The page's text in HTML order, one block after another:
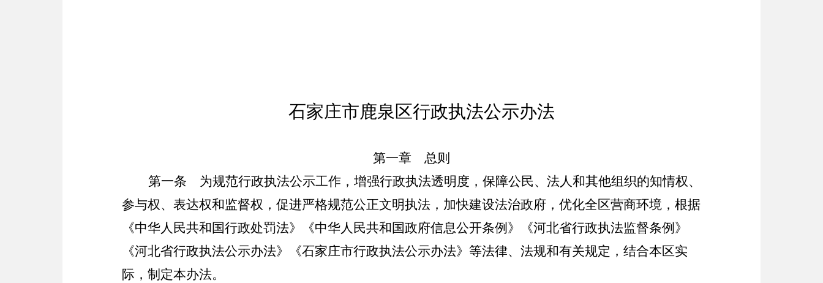
石家庄市鹿泉区行政执法公示办法
第一章 总则
第一条 为规范行政执法公示工作，增强行政执法透明度，保障公民、法人和其他组织的知情权、
参与权、表达权和监督权，促进严格规范公正文明执法，加快建设法治政府，优化全区营商环境，根据
《中华人民共和国行政处罚法》《中华人民共和国政府信息公开条例》《河北省行政执法监督条例》
《河北省行政执法公示办法》《石家庄市行政执法公示办法》等法律、法规和有关规定，结合本区实
际，制定本办法。